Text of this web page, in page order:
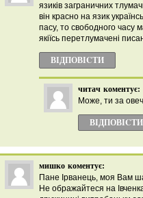
язиків заграничних
він красно на язик
пасу, то свободного часу
якіїсь перетлумачені
ВІДПОВІCТИ
читач коментує:
Може, ти за
ВІДПОВІCТИ
мишко коментує:
Пане Ірванець, моя Вам
Не ображайтеся на